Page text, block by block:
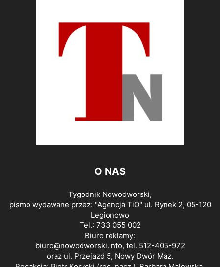
O NAS
Tygodnik Nowodworski,
pismo wydawane przez: "Agencja TiO" ul. Rynek 2, 05-120
Legionowo
Tel.: 733 055 002
Biuro reklamy:
biuro@nowodworski.info, tel. 512-405-972
oraz ul. Przejazd 5, Nowy Dwór Maz.